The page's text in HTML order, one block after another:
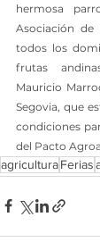
hermosa
Asociación de
todos los
frutas
Mauricio
Segovia, que
condiciones
del Pacto
agriculturaFerias